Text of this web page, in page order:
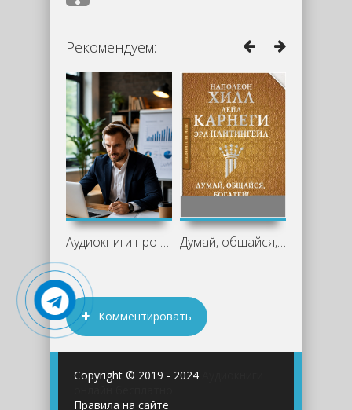
Рекомендуем:
Аудиокниги про бизнес: что стоит Думай, общайся, богатей! 6 бестселлеров
Комментировать
Copyright © 2019 - 2024
Правила на сайте